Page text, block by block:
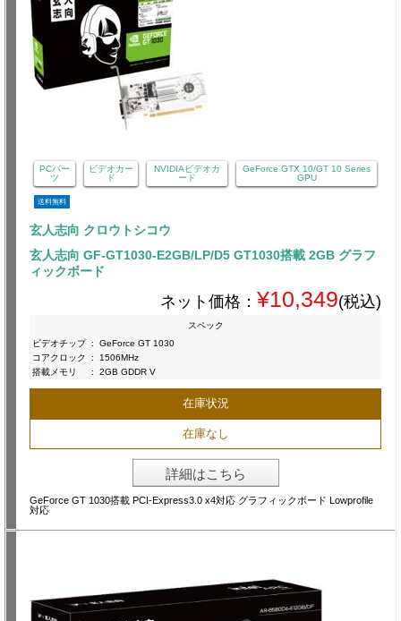
PCパー
ツ
ビデオカー
ド
NVIDIAビデオカ
ード
GeForce GTX 10/GT 10 Series
GPU
送料無料
玄人志向 クロウトシコウ
玄人志向 GF-GT1030-E2GB/LP/D5 GT1030搭載 2GB グラフ
ィックボード
ネット価格： ¥10,349(税込)
スペック
ビデオチップ :
GeForce GT 1030
コアクロック
:
1506MHz
搭載メモリ
: 2GB GDDR V
在庫状況
在庫なし
詳細はこちら
GeForce GT 1030搭載 PCI-Express3.0 x4対応 グラフィックボード Lowprofile
対応